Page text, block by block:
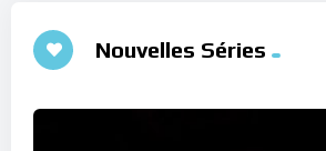
Nouvelles Séries